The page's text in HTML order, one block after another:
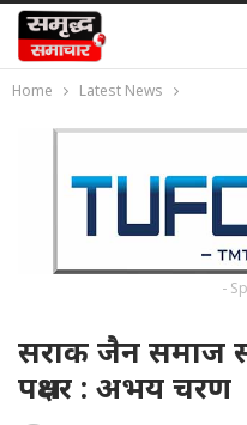
Home Latest News
-
सराक जैन समाज
पक्षधर : अभय चरण